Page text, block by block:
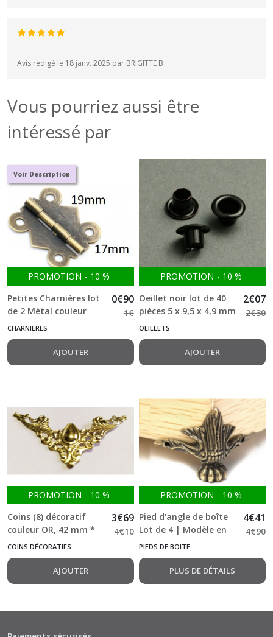
Avis rédigé le 18 janv. 2025 par BRIGITTE B
Vous pourriez aussi être
intéressé par
Voir Description
PROMOTION - 10 %
Petites Charnières lot
de 2 Métal couleur
bronze
0€90
1€
CHARNIÈRES
AJOUTER
PROMOTION - 10 %
Oeillet noir lot de 40
pièces 5 x 9,5 x 4,9 mm
plaqué zinc noir
2€07
2€30
OEILLETS
AJOUTER
PROMOTION - 10 %
Coins (8) décoratif
couleur OR, 42 mm *
42 mm
3€69
4€10
COINS DÉCORATIFS
AJOUTER
PROMOTION - 10 %
Pied d'angle de boîte
Lot de 4 | Modèle en
Bronze Antique 42mm
4€41
4€90
PIEDS DE BOITE
PLUS DE DÉTAILS